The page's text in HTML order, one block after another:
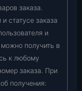
заказа.
статусе заказа
и
получить в
к любому
заказа. При
получения: